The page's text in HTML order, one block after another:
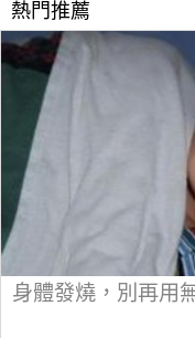
熱門推薦
身體發燒，別再用